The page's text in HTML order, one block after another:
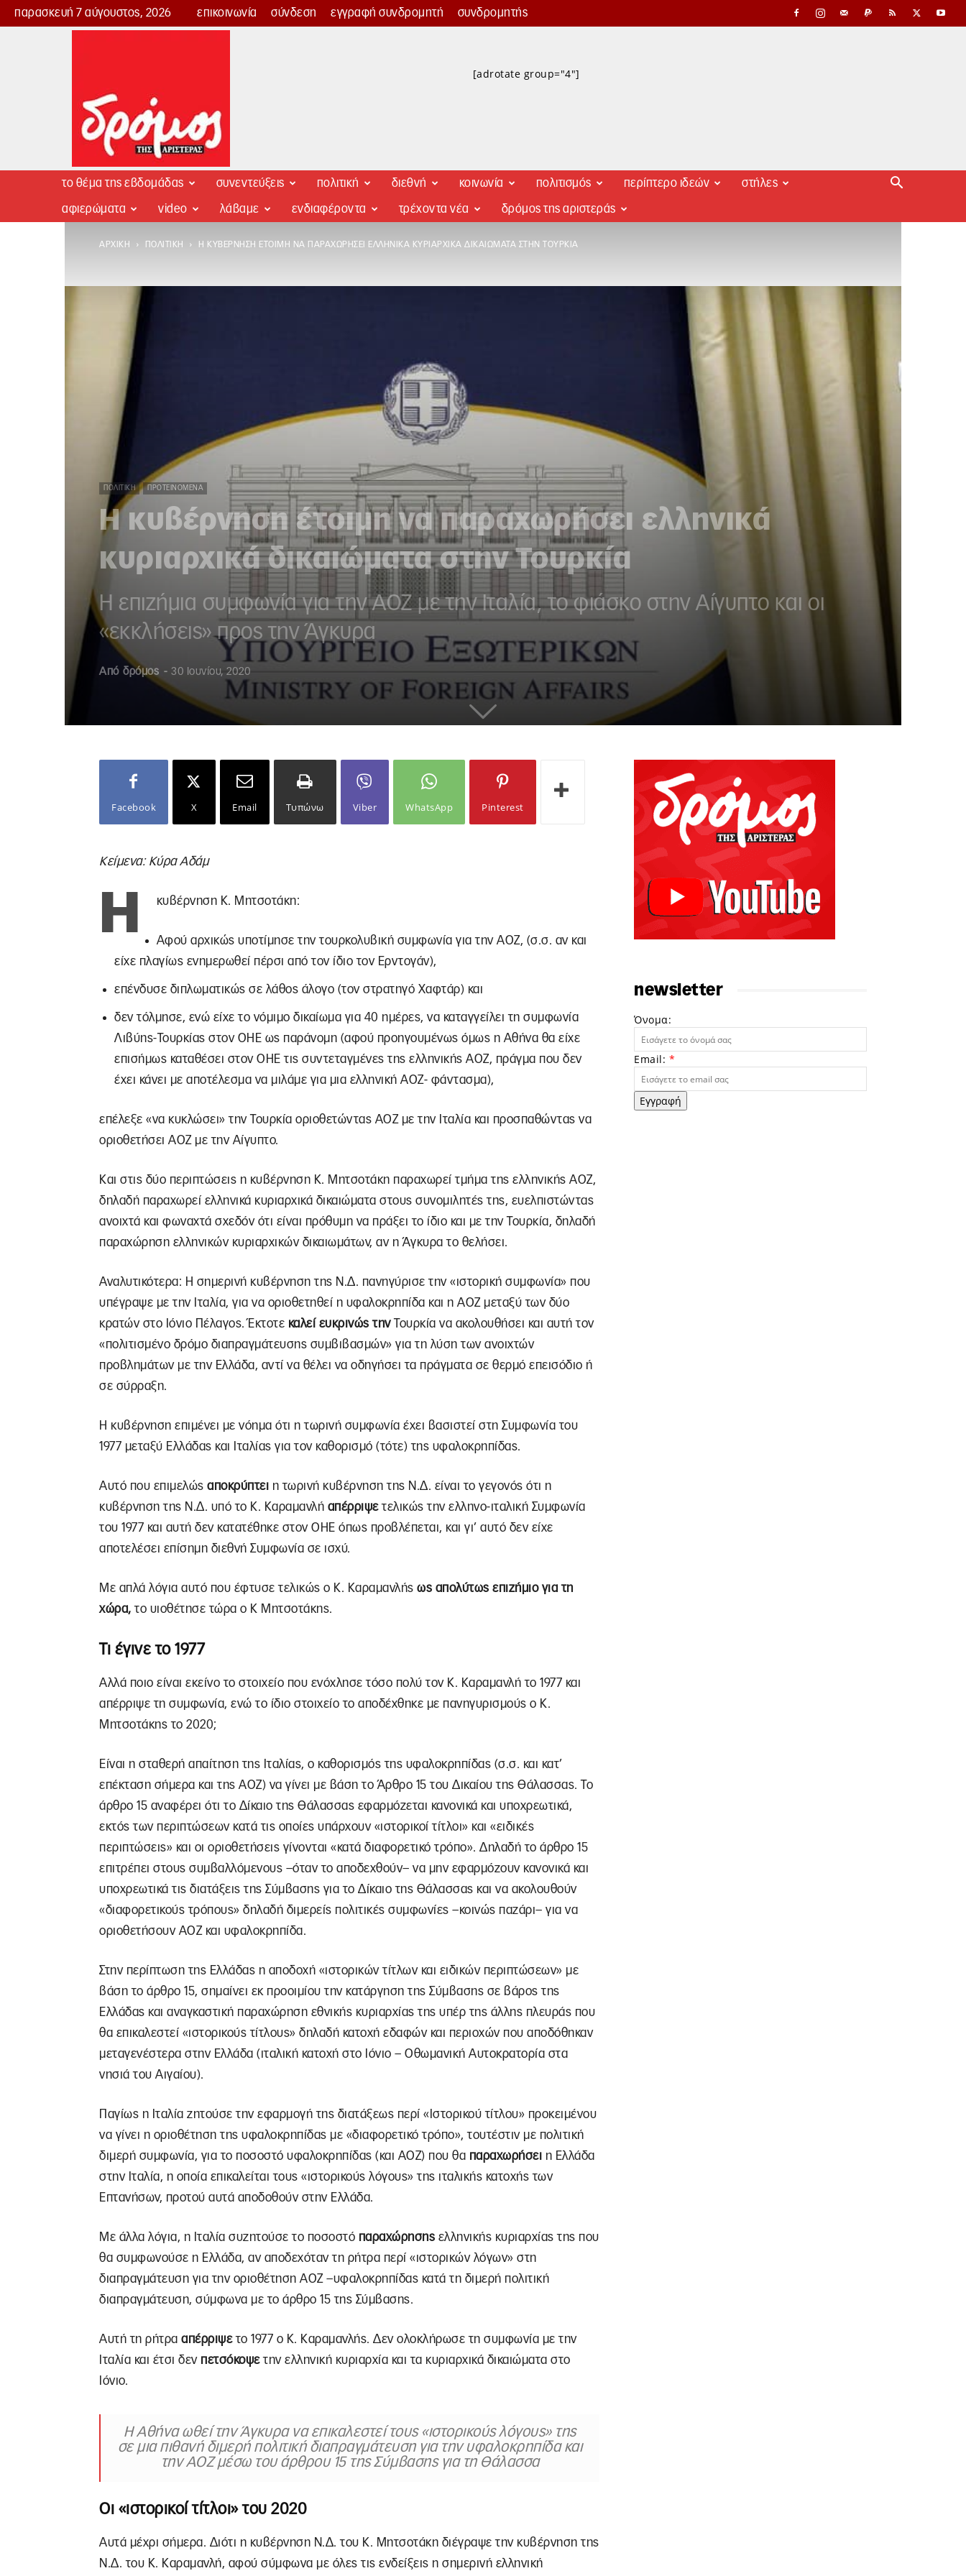
παρασκευή 7 αύγουστος, 2026 επικοινωνία σύνδεση εγγραφή συνδρομητή συνδρομητής
Δρόμος
[adrotate group="4"]
το θέμα της εβδομάδας συνεντεύξεις πολιτική διεθνή κοινωνία πολιτισμός περίπτερο ιδεών στήλες
αφιερώματα video λάβαμε ενδιαφέροντα τρέχοντα νέα δρόμος της αριστεράς
ΑΡΧΙΚΉ ΠΟΛΙΤΙΚΉ Η ΚΥΒΈΡΝΗΣΗ ΈΤΟΙΜΗ ΝΑ ΠΑΡΑΧΩΡΉΣΕΙ ΕΛΛΗΝΙΚΆ ΚΥΡΙΑΡΧΙΚΆ ΔΙΚΑΙΏΜΑΤΑ ΣΤΗΝ ΤΟΥΡΚΊΑ
ΠΟΛΙΤΙΚΉ ΠΡΟΤΕΙΝΌΜΕΝΑ
Η κυβέρνηση έτοιμη να παραχωρήσει ελληνικά
κυριαρχικά δικαιώματα στην Τουρκία
Η επιζήμια συμφωνία για την ΑΟΖ με την Ιταλία, το φιάσκο στην Αίγυπτο και οι
«εκκλήσεις» προς την Άγκυρα
Από δρόμος - 30 Ιουνίου, 2020
Facebook X Email Τυπώνω Viber WhatsApp Pinterest
Κείμενα: Κύρα Αδάμ
Η κυβέρνηση Κ. Μητσοτάκη:
Αφού αρχικώς υποτίμησε την τουρκολυβική συμφωνία για την ΑΟΖ, (σ.σ. αν και
είχε πλαγίως ενημερωθεί πέρσι από τον ίδιο τον Ερντογάν),
επένδυσε διπλωματικώς σε λάθος άλογο (τον στρατηγό Χαφτάρ) και
δεν τόλμησε, ενώ είχε το νόμιμο δικαίωμα για 40 ημέρες, να καταγγείλει τη συμφωνία
Λιβύης-Τουρκίας στον ΟΗΕ ως παράνομη (αφού προηγουμένως όμως η Αθήνα θα είχε
επισήμως καταθέσει στον ΟΗΕ τις συντεταγμένες της ελληνικής ΑΟΖ, πράγμα που δεν
έχει κάνει με αποτέλεσμα να μιλάμε για μια ελληνική ΑΟΖ- φάντασμα),
επέλεξε «να κυκλώσει» την Τουρκία οριοθετώντας ΑΟΖ με την Ιταλία και προσπαθώντας να
οριοθετήσει ΑΟΖ με την Αίγυπτο.
Και στις δύο περιπτώσεις η κυβέρνηση Κ. Μητσοτάκη παραχωρεί τμήμα της ελληνικής ΑΟΖ,
δηλαδή παραχωρεί ελληνικά κυριαρχικά δικαιώματα στους συνομιλητές της, ευελπιστώντας
ανοιχτά και φωναχτά σχεδόν ότι είναι πρόθυμη να πράξει το ίδιο και με την Τουρκία, δηλαδή
παραχώρηση ελληνικών κυριαρχικών δικαιωμάτων, αν η Άγκυρα το θελήσει.
Αναλυτικότερα: Η σημερινή κυβέρνηση της Ν.Δ. πανηγύρισε την «ιστορική συμφωνία» που
υπέγραψε με την Ιταλία, για να οριοθετηθεί η υφαλοκρηπίδα και η ΑΟΖ μεταξύ των δύο
κρατών στο Ιόνιο Πέλαγος. Έκτοτε καλεί ευκρινώς την Τουρκία να ακολουθήσει και αυτή τον
«πολιτισμένο δρόμο διαπραγμάτευσης συμβιβασμών» για τη λύση των ανοιχτών
προβλημάτων με την Ελλάδα, αντί να θέλει να οδηγήσει τα πράγματα σε θερμό επεισόδιο ή
σε σύρραξη.
Η κυβέρνηση επιμένει με νόημα ότι η τωρινή συμφωνία έχει βασιστεί στη Συμφωνία του
1977 μεταξύ Ελλάδας και Ιταλίας για τον καθορισμό (τότε) της υφαλοκρηπίδας.
Αυτό που επιμελώς αποκρύπτει η τωρινή κυβέρνηση της Ν.Δ. είναι το γεγονός ότι η
κυβέρνηση της Ν.Δ. υπό το Κ. Καραμανλή απέρριψετελικώς την ελληνο-ιταλική Συμφωνία
του 1977 και αυτή δεν κατατέθηκε στον ΟΗΕ όπως προβλέπεται, και γι’ αυτό δεν είχε
αποτελέσει επίσημη διεθνή Συμφωνία σε ισχύ.
Με απλά λόγια αυτό που έφτυσε τελικώς ο Κ. Καραμανλής ως απολύτως επιζήμιο για τη
χώρα,το υιοθέτησε τώρα ο Κ Μητσοτάκης.
Τι έγινε το 1977
Αλλά ποιο είναι εκείνο το στοιχείο που ενόχλησε τόσο πολύ τον Κ. Καραμανλή το 1977 και
απέρριψε τη συμφωνία, ενώ το ίδιο στοιχείο το αποδέχθηκε με πανηγυρισμούς ο Κ.
Μητσοτάκης το 2020;
Είναι η σταθερή απαίτηση της Ιταλίας, ο καθορισμός της υφαλοκρηπίδας (σ.σ. και κατ’
επέκταση σήμερα και της ΑΟΖ) να γίνει με βάση το Άρθρο 15 του Δικαίου της Θάλασσας. Το
άρθρο 15 αναφέρει ότι το Δίκαιο της Θάλασσας εφαρμόζεται κανονικά και υποχρεωτικά,
εκτός των περιπτώσεων κατά τις οποίες υπάρχουν «ιστορικοί τίτλοι» και «ειδικές
περιπτώσεις» και οι οριοθετήσεις γίνονται «κατά διαφορετικό τρόπο». Δηλαδή το άρθρο 15
επιτρέπει στους συμβαλλόμενους –όταν το αποδεχθούν– να μην εφαρμόζουν κανονικά και
υποχρεωτικά τις διατάξεις της Σύμβασης για το Δίκαιο της Θάλασσας και να ακολουθούν
«διαφορετικούς τρόπους» δηλαδή διμερείς πολιτικές συμφωνίες –κοινώς παζάρι– για να
οριοθετήσουν ΑΟΖ και υφαλοκρηπίδα.
Στην περίπτωση της Ελλάδας η αποδοχή «ιστορικών τίτλων και ειδικών περιπτώσεων» με
βάση το άρθρο 15, σημαίνει εκ προοιμίου την κατάργηση της Σύμβασης σε βάρος της
Ελλάδας και αναγκαστική παραχώρηση εθνικής κυριαρχίας της υπέρ της άλλης πλευράς που
θα επικαλεστεί «ιστορικούς τίτλους» δηλαδή κατοχή εδαφών και περιοχών που αποδόθηκαν
μεταγενέστερα στην Ελλάδα (ιταλική κατοχή στο Ιόνιο – Οθωμανική Αυτοκρατορία στα
νησιά του Αιγαίου).
Παγίως η Ιταλία ζητούσε την εφαρμογή της διατάξεως περί «Ιστορικού τίτλου» προκειμένου
να γίνει η οριοθέτηση της υφαλοκρηπίδας με «διαφορετικό τρόπο», τουτέστιν με πολιτική
διμερή συμφωνία, για το ποσοστό υφαλοκρηπίδας (και ΑΟΖ) που θα παραχωρήσει η Ελλάδα
στην Ιταλία, η οποία επικαλείται τους «ιστορικούς λόγους» της ιταλικής κατοχής των
Επτανήσων, προτού αυτά αποδοθούν στην Ελλάδα.
Με άλλα λόγια, η Ιταλία συζητούσε το ποσοστό παραχώρησης ελληνικής κυριαρχίας της που
θα συμφωνούσε η Ελλάδα, αν αποδεχόταν τη ρήτρα περί «ιστορικών λόγων» στη
διαπραγμάτευση για την οριοθέτηση ΑΟΖ –υφαλοκρηπίδας κατά τη διμερή πολιτική
διαπραγμάτευση, σύμφωνα με το άρθρο 15 της Σύμβασης.
Αυτή τη ρήτρα απέρριψετο 1977 ο Κ. Καραμανλής. Δεν ολοκλήρωσε τη συμφωνία με την
Ιταλία και έτσι δεν πετσόκοψετην ελληνική κυριαρχία και τα κυριαρχικά δικαιώματα στο
Ιόνιο.
Η Αθήνα ωθεί την Άγκυρα να επικαλεστεί τους «ιστορικούς λόγους» της
σε μια πιθανή διμερή πολιτική διαπραγμάτευση για την υφαλοκρηπίδα και
την ΑΟΖ μέσω του άρθρου 15 της Σύμβασης για τη Θάλασσα
Οι «ιστορικοί τίτλοι» του 2020
Αυτά μέχρι σήμερα. Διότι η κυβέρνηση Ν.Δ. του Κ. Μητσοτάκη διέγραψε την κυβέρνηση της
Ν.Δ. του Κ. Καραμανλή, αφού σύμφωνα με όλες τις ενδείξεις η σημερινή ελληνική
newsletter
Όνομα:
Email: *
Εγγραφή